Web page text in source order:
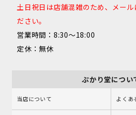
土日祝日は店舗混雑のため、メール
ださい。
営業時間：8:30～18:00
定休：無休
ぷかり堂につい
当店について よくあ